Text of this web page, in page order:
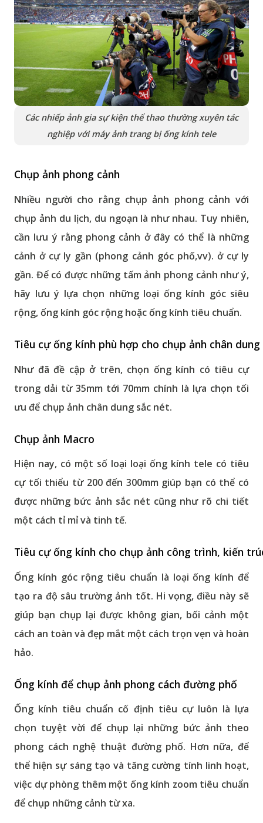
Các nhiếp ảnh gia sự kiện thể thao thường xuyên tác
nghiệp với máy ảnh trang bị ống kính tele
Chụp ảnh phong cảnh
Nhiều người cho rằng chụp ảnh phong cảnh với
chụp ảnh du lịch, du ngoạn là như nhau. Tuy nhiên,
cần lưu ý rằng phong cảnh ở đây có thể là những
cảnh ở cự ly gần (phong cảnh góc phố,vv). ở cự ly
gần. Để có được những tấm ảnh phong cảnh như ý,
hãy lưu ý lựa chọn những loại ống kính góc siêu
rộng, ống kính góc rộng hoặc ống kính tiêu chuẩn.
Tiêu cự ống kính phù hợp cho chụp ảnh chân dung
Như đã đề cập ở trên, chọn ống kính có tiêu cự
trong dải từ 35mm tới 70mm chính là lựa chọn tối
ưu để chụp ảnh chân dung sắc nét.
Chụp ảnh Macro
Hiện nay, có một số loại loại ống kính tele có tiêu
cự tối thiểu từ 200 đến 300mm giúp bạn có thể có
được những bức ảnh sắc nét cũng như rõ chi tiết
một cách tỉ mỉ và tinh tế.
Tiêu cự ống kính cho chụp ảnh công trình, kiến
Ống kính góc rộng tiêu chuẩn là loại ống kính để
tạo ra độ sâu trường ảnh tốt. Hi vọng, điều này sẽ
giúp bạn chụp lại được không gian, bối cảnh một
cách an toàn và đẹp mắt một cách trọn vẹn và hoàn
hảo.
Ống kính để chụp ảnh phong cách đường phố
Ống kính tiêu chuẩn cố định tiêu cự luôn là lựa
chọn tuyệt vời để chụp lại những bức ảnh theo
phong cách nghệ thuật đường phố. Hơn nữa, để
thể hiện sự sáng tạo và tăng cường tính linh hoạt,
việc dự phòng thêm một ống kính zoom tiêu chuẩn
để chụp những cảnh từ xa.